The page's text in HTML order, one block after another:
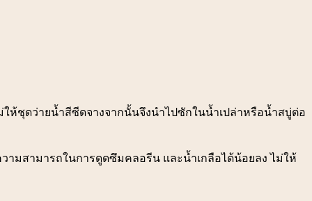
ห้ชุดว่ายน้ำสีซีดจางจากนั้นจึงนำไปซักในน้ำเปล่าหรือน้ำสบู่ต่อ
มสามารถในการดูดซึมคลอรีน และน้ำเกลือได้น้อยลง ไม่ให้